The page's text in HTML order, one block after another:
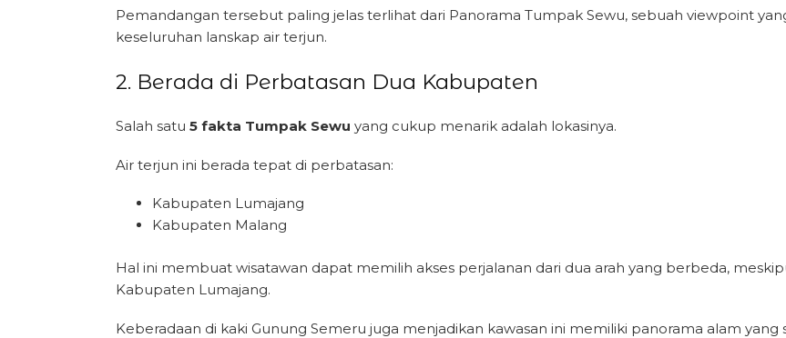
Pemandangan tersebut paling jelas terlihat dari Panorama Tumpak Sewu, sebuah viewpoint
keseluruhan lanskap air terjun.
2. Berada di Perbatasan Dua Kabupaten
Salah satu 5 fakta Tumpak Sewu yang cukup menarik adalah lokasinya.
Air terjun ini berada tepat di perbatasan:
Kabupaten Lumajang
Kabupaten Malang
Hal ini membuat wisatawan dapat memilih akses perjalanan dari dua arah yang berbeda,
Kabupaten Lumajang.
Keberadaan di kaki Gunung Semeru juga menjadikan kawasan ini memiliki panorama alam